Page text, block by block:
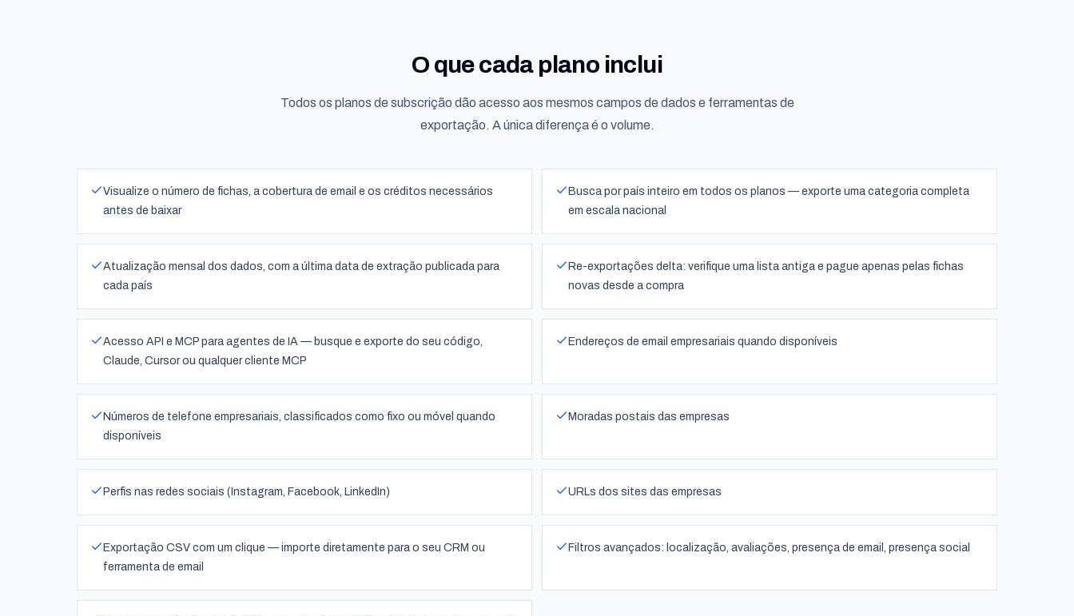
O que cada plano inclui
Todos os planos de subscrição dão acesso aos mesmos campos de dados e ferramentas de
exportação. A única diferença é o volume.
Visualize o número de fichas, a cobertura de email e os créditos necessários
antes de baixar
Busca por país inteiro em todos os planos — exporte uma categoria completa
em escala nacional
Atualização mensal dos dados, com a última data de extração publicada para
cada país
Re-exportações delta: verifique uma lista antiga e pague apenas pelas fichas
novas desde a compra
Acesso API e MCP para agentes de IA — busque e exporte do seu código,
Claude, Cursor ou qualquer cliente MCP
Endereços de email empresariais quando disponíveis
Números de telefone empresariais, classificados como fixo ou móvel quando
disponíveis
Moradas postais das empresas
Perfis nas redes sociais (Instagram, Facebook, LinkedIn) URLs dos sites das empresas
Exportação CSV com um clique — importe diretamente para o seu CRM ou
ferramenta de email
Filtros avançados: localização, avaliações, presença de email, presença social